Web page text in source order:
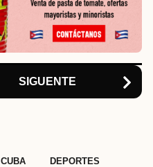
SIGUENTE
CUBA DEPORTES